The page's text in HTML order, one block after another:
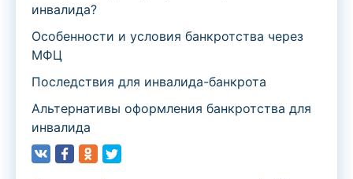
инвалида?
Особенности и условия банкротства через
МФЦ
Последствия для инвалида-банкрота
Альтернативы оформления банкротства для
инвалида